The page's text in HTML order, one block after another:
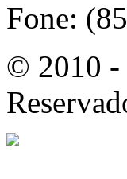
Fone:
© 2010 -